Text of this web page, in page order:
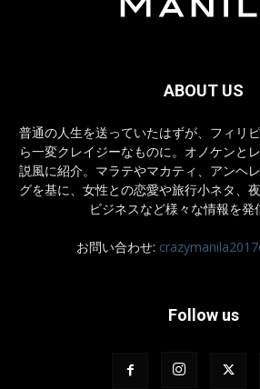
ABOUT US
普通の人生を送っていたはずが、フィリ
ら一変クレイジーなものに。オノケンと
説風に紹介。マラテやマカティ、アンヘ
グを基に、女性との恋愛や旅行小ネタ、
ビジネスなど様々な情報を発
お問い合わせ:
Follow us